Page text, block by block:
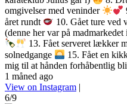
omgivelser med veninder
året rundt
10. Gået ture ved
(denne her var på
13. Fået serveret lækker
solnedgange
15. Fået en
mig til at hånden forhåbentlig
1 måned ago
View on Instagram |
6/9